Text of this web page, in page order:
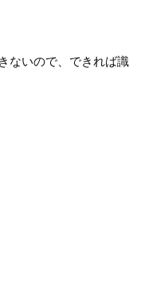
ないので、できれば識